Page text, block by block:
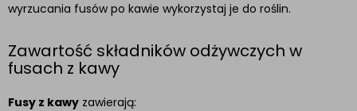
wyrzucania fusów po kawie wykorzystaj je do roślin.
Zawartość składników odżywczych w
fusach z kawy
Fusy z kawy zawierają: